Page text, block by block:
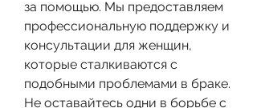
за помощью. Мы предоставляем
профессиональную поддержку и
консультации для женщин,
которые сталкиваются с
подобными проблемами в браке.
Не оставайтесь одни в борьбе с